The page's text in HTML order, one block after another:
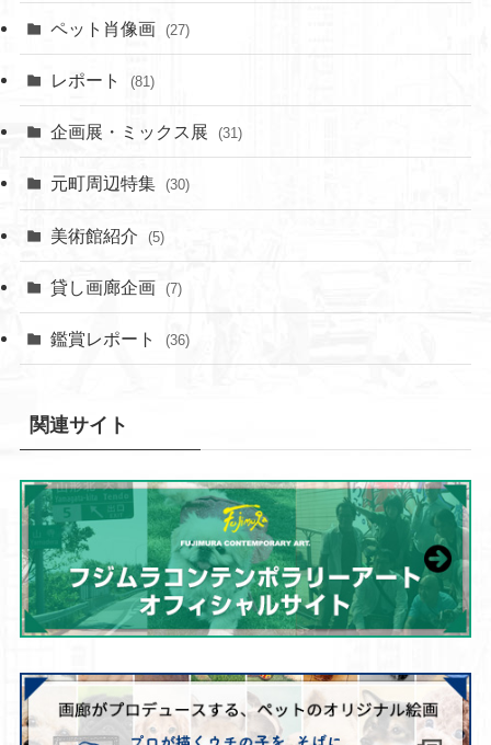
ペット肖像画 (27)
レポート (81)
企画展・ミックス展 (31)
元町周辺特集 (30)
美術館紹介 (5)
貸し画廊企画 (7)
鑑賞レポート (36)
関連サイト